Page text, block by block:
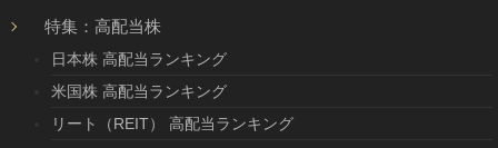
特集：高配当株
日本株 高配当ランキング
米国株 高配当ランキング
リート（REIT） 高配当ランキング